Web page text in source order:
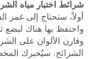
شرائط اختبار مياه
أولاً، ستحتاج إلى
واحتفظ بها هناك لبضع
وقارن الألوان على
الشرائح. سيُخبرك